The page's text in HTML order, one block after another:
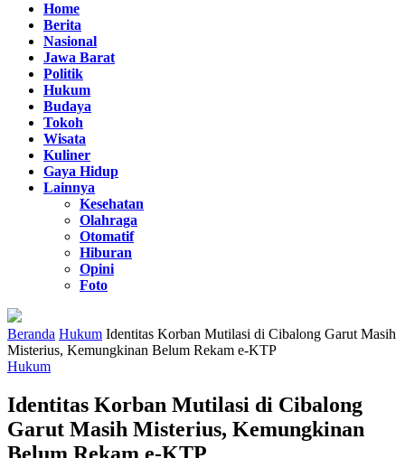
Home
Berita
Nasional
Jawa Barat
Politik
Hukum
Budaya
Tokoh
Wisata
Kuliner
Gaya Hidup
Lainnya
Kesehatan
Olahraga
Otomatif
Hiburan
Opini
Foto
Beranda Hukum Identitas Korban Mutilasi di Cibalong Garut Masih
Misterius, Kemungkinan Belum Rekam e-KTP
Hukum
Identitas Korban Mutilasi di Cibalong
Garut Masih Misterius, Kemungkinan